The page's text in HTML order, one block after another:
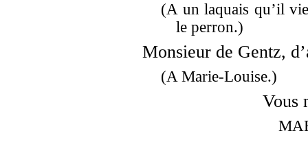
(A un laquais qu’il
le perron.)
Monsieur de Gentz,
(A Marie-Louise.)
Vous